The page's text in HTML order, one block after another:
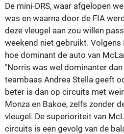
De mini-DRS, waar afgelopen
was en waarna door de FIA
deze vleugel aan zou willen
weekend niet gebruikt. Volgens
hoe dominant de auto van
"Norris was wel dominanter
teambaas Andrea Stella geeft
beter is dan op circuits met
Monza en Bakoe, zelfs zonder
vleugel. De superioriteit van
circuits is een gevolg van de